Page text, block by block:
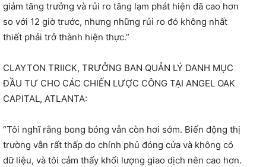
giảm tăng trưởng và rủi ro tăng lạm phát hiện đã cao hơn
so với 12 giờ trước, nhưng những rủi ro đó không nhất
thiết phải trở thành hiện thực.”
CLAYTON TRIICK, TRƯỞNG BAN QUẢN LÝ DANH MỤC
ĐẦU TƯ CHO CÁC CHIẾN LƯỢC CÔNG TẠI ANGEL OAK
CAPITAL, ATLANTA:
“Tôi nghĩ rằng bong bóng vẫn còn hơi sớm. Biến động thị
trường vẫn rất thấp do chính phủ đóng cửa và không có
dữ liệu, và tôi cảm thấy khối lượng giao dịch nên cao hơn.